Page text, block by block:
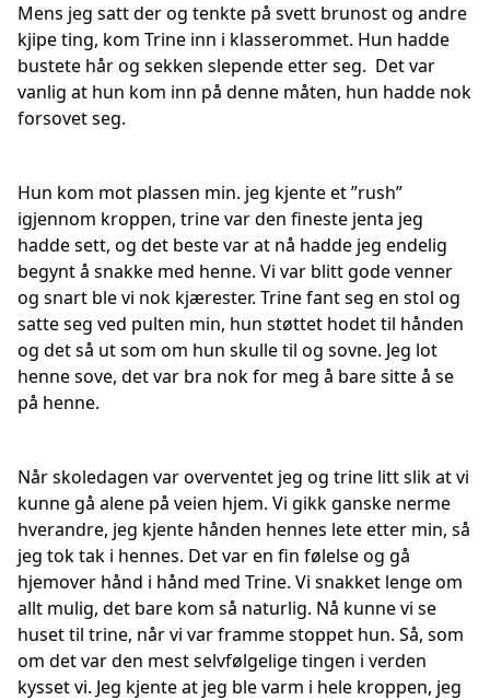
Mens jeg satt der og tenkte på svett brunost og andre
kjipe ting, kom Trine inn i klasserommet. Hun hadde
bustete hår og sekken slepende etter seg. Det var
vanlig at hun kom inn på denne måten, hun hadde nok
forsovet seg.
Hun kom mot plassen min. jeg kjente et ”rush”
igjennom kroppen, trine var den fineste jenta jeg
hadde sett, og det beste var at nå hadde jeg endelig
begynt å snakke med henne. Vi var blitt gode venner
og snart ble vi nok kjærester. Trine fant seg en stol og
satte seg ved pulten min, hun støttet hodet til hånden
og det så ut som om hun skulle til og sovne. Jeg lot
henne sove, det var bra nok for meg å bare sitte å se
på henne.
Når skoledagen var overventet jeg og trine litt slik at vi
kunne gå alene på veien hjem. Vi gikk ganske nerme
hverandre, jeg kjente hånden hennes lete etter min, så
jeg tok tak i hennes. Det var en fin følelse og gå
hjemover hånd i hånd med Trine. Vi snakket lenge om
allt mulig, det bare kom så naturlig. Nå kunne vi se
huset til trine, når vi var framme stoppet hun. Så, som
om det var den mest selvfølgelige tingen i verden
kysset vi. Jeg kjente at jeg ble varm i hele kroppen, jeg